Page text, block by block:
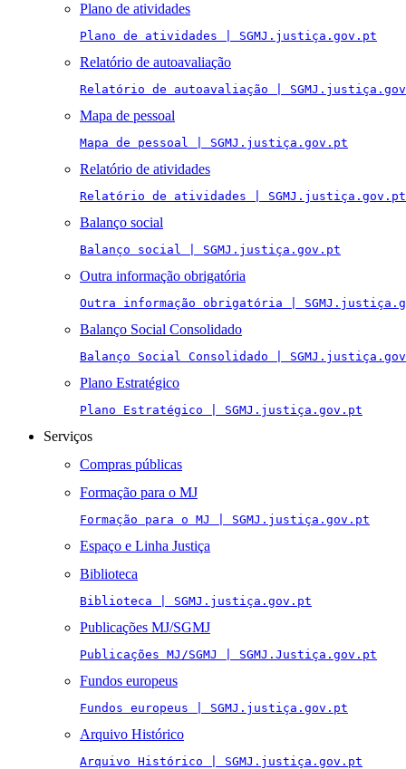
Plano de atividades
Plano de atividades | SGMJ.justiça.gov.pt
Relatório de autoavaliação
Relatório de autoavaliação |
Mapa de pessoal
Mapa de pessoal | SGMJ.justiça.gov.pt
Relatório de atividades
Relatório de atividades | SGMJ.justiça.gov.pt
Balanço social
Balanço social | SGMJ.justiça.gov.pt
Outra informação obrigatória
Outra informação obrigatória |
Balanço Social Consolidado
Balanço Social Consolidado |
Plano Estratégico
Plano Estratégico | SGMJ.justiça.gov.pt
Serviços
Compras públicas
Formação para o MJ
Formação para o MJ | SGMJ.justiça.gov.pt
Espaço e Linha Justiça
Biblioteca
Biblioteca | SGMJ.justiça.gov.pt
Publicações MJ/SGMJ
Publicações MJ/SGMJ | SGMJ.Justiça.gov.pt
Fundos europeus
Fundos europeus | SGMJ.justiça.gov.pt
Arquivo Histórico
Arquivo Histórico | SGMJ.justiça.gov.pt